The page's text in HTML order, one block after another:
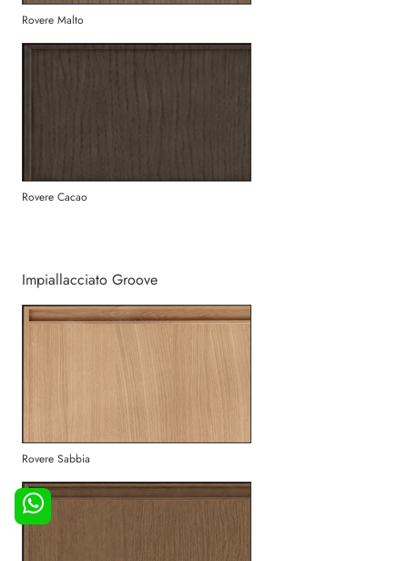
Rovere Malto
Rovere Cacao
Impiallacciato Groove
Rovere Sabbia